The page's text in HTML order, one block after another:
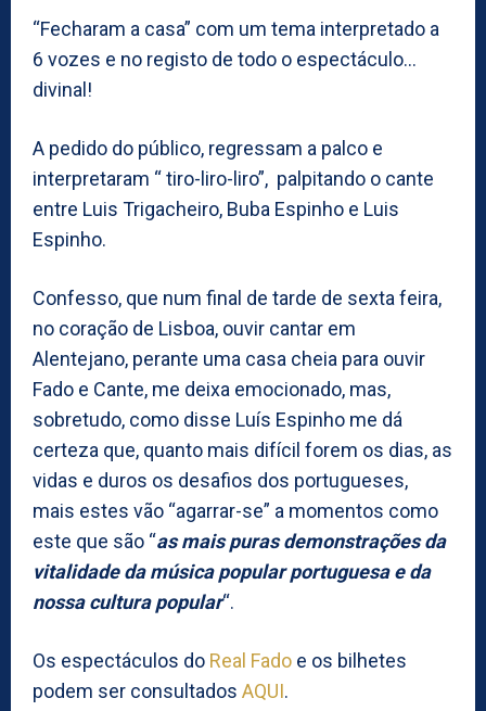
“Fecharam a casa” com um tema interpretado a
6 vozes e no registo de todo o espectáculo…
divinal!
A pedido do público, regressam a palco e
interpretaram “ tiro-liro-liro”, palpitando o cante
entre Luis Trigacheiro, Buba Espinho e Luis
Espinho.
Confesso, que num final de tarde de sexta feira,
no coração de Lisboa, ouvir cantar em
Alentejano, perante uma casa cheia para ouvir
Fado e Cante, me deixa emocionado, mas,
sobretudo, como disse Luís Espinho me dá
certeza que, quanto mais difícil forem os dias, as
vidas e duros os desafios dos portugueses,
mais estes vão “agarrar-se” a momentos como
este que são “as mais puras demonstrações da
vitalidade da música popular portuguesa e da
nossa cultura popular“.
Os espectáculos do Real Fado e os bilhetes
podem ser consultados AQUI.